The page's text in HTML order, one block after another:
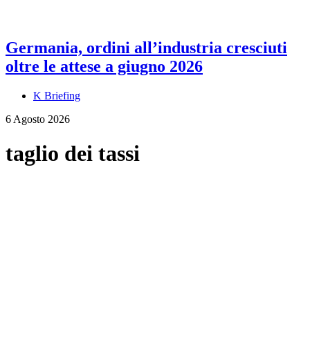
Germania, ordini all’industria cresciuti
oltre le attese a giugno 2026
K Briefing
6 Agosto 2026
taglio dei tassi